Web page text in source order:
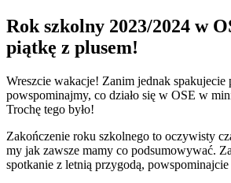
Rok szkolny 2023/2024 w
piątkę z plusem!
Wreszcie wakacje! Zanim jednak
powspominajmy, co działo się w OSE w
Trochę tego było!
Zakończenie roku szkolnego to oczywisty
my jak zawsze mamy co podsumowywać.
spotkanie z letnią przygodą,